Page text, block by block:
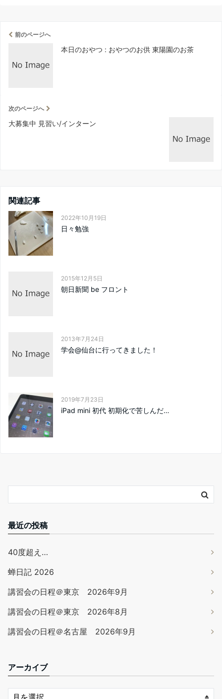
前のページへ
本日のおやつ : おやつのお供 東陽園のお茶
次のページへ
大募集中 見習い/インターン
関連記事
2022年10月19日
日々勉強
2015年12月5日
朝日新聞 be フロント
2013年7月24日
学会@仙台に行ってきました！
2019年7月23日
iPad mini 初代 初期化で苦しんだ…
最近の投稿
40度超え…
蝉日記 2026
講習会の日程＠東京 2026年9月
講習会の日程＠東京 2026年8月
講習会の日程＠名古屋 2026年9月
アーカイブ